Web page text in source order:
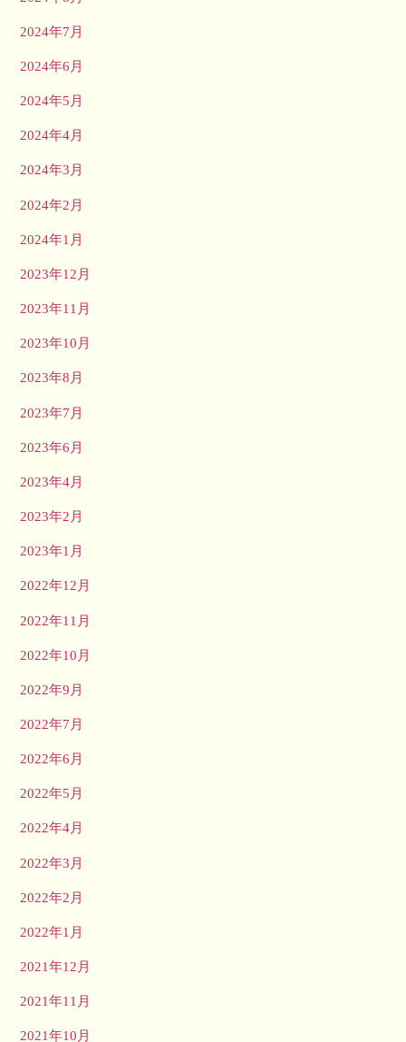
2024年7月
2024年6月
2024年5月
2024年4月
2024年3月
2024年2月
2024年1月
2023年12月
2023年11月
2023年10月
2023年8月
2023年7月
2023年6月
2023年4月
2023年2月
2023年1月
2022年12月
2022年11月
2022年10月
2022年9月
2022年7月
2022年6月
2022年5月
2022年4月
2022年3月
2022年2月
2022年1月
2021年12月
2021年11月
2021年10月